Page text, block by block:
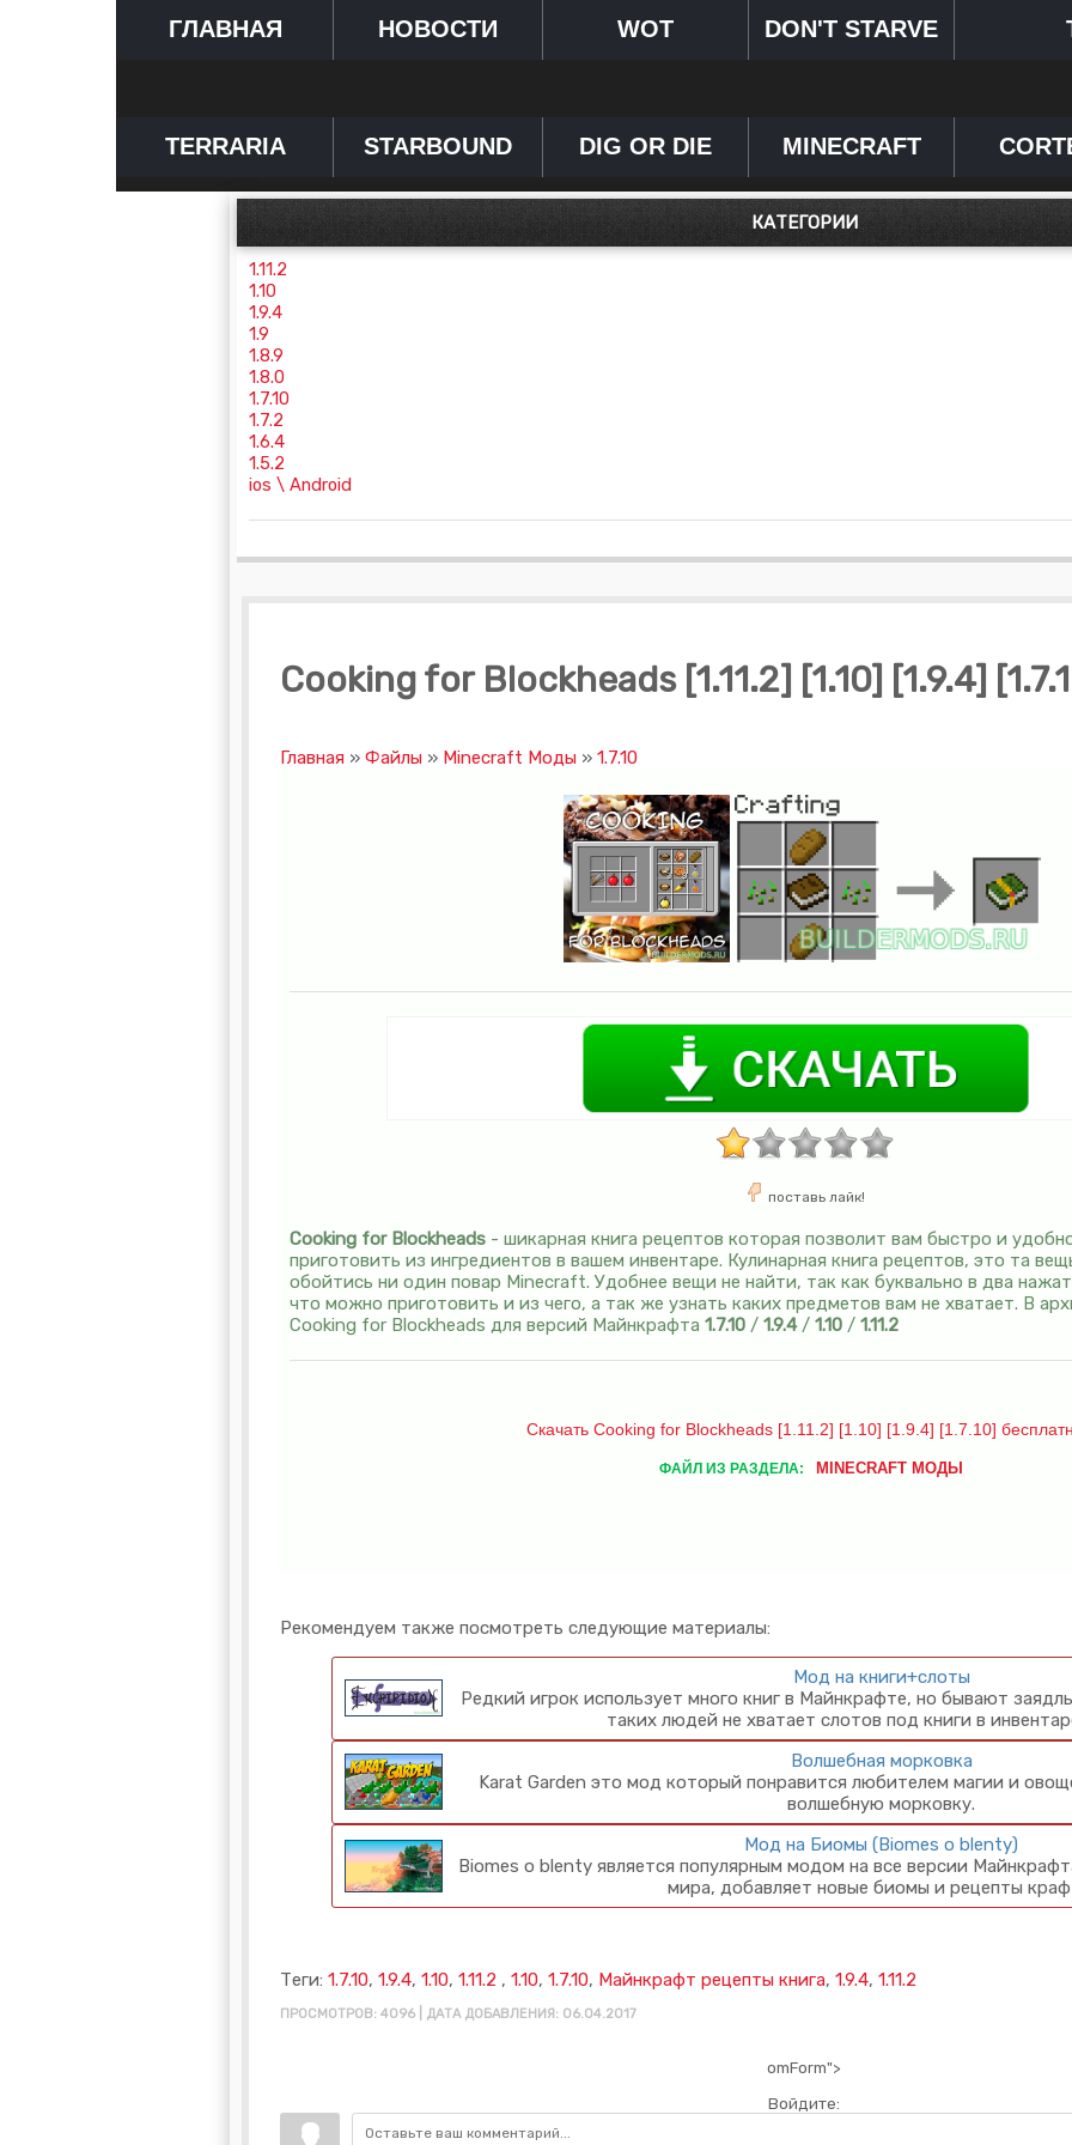
ГЛАВНАЯ НОВОСТИ WOT DON'T STARVE
TERRARIA STARBOUND DIG OR DIE MINECRAFT
КАТЕГОРИИ
1.11.2
1.10
1.9.4
1.9
1.8.9
1.8.0
1.7.10
1.7.2
1.6.4
1.5.2
ios \ Android
Cooking for Blockheads [1.11.2] [1.10] [1.9.4]
Главная » Файлы » Minecraft Моды » 1.7.10
поставь лайк!
Cooking for Blockheads - шикарная книга рецептов которая позволит вам быстро и
приготовить из ингредиентов в вашем инвентаре. Кулинарная книга рецептов, это та
обойтись ни один повар Minecraft. Удобнее вещи не найти, так как буквально в два
что можно приготовить и из чего, а так же узнать каких предметов вам не хватает. В
Cooking for Blockheads для версий Майнкрафта 1.7.10 / 1.9.4 / 1.10 / 1.11.2
Скачать Cooking for Blockheads [1.11.2] [1.10] [1.9.4] [1.7.10]
ФАЙЛ ИЗ РАЗДЕЛА: MINECRAFT МОДЫ
Рекомендуем также посмотреть следующие материалы:
Мод на книги+слоты
Редкий игрок использует много книг в Майнкрафте, но бывают
таких людей не хватает слотов под книги в
Волшебная морковка
Karat Garden это мод который понравится любителем магии и
волшебную морковку.
Мод на Биомы (Biomes o blenty)
Biomes o blenty является популярным модом на все версии
мира, добавляет новые биомы и рецепты
Теги: 1.7.10, 1.9.4, 1.10, 1.11.2 , 1.10, 1.7.10, Майнкрафт рецепты книга, 1.9.4, 1.11.2
ПРОСМОТРОВ: 4096 | ДАТА ДОБАВЛЕНИЯ: 06.04.2017
omForm">
Войдите: